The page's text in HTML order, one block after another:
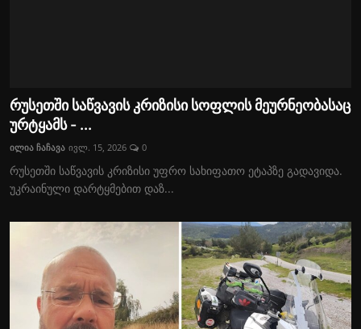
რუსეთში საწვავის კრიზისი სოფლის მეურნეობასაც
ურტყამს - ...
ილია ჩაჩავა ივლ. 15, 2026 0
რუსეთში საწვავის კრიზისი უფრო სახიფათო ეტაპზე გადავიდა.
უკრაინული დარტყმებით დაზ...